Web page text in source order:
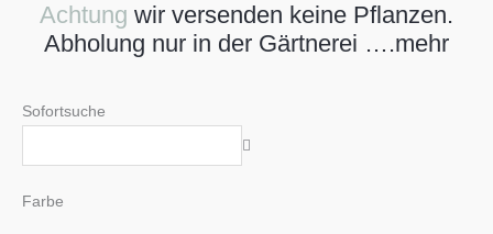
Achtung wir versenden keine Pflanzen.
Abholung nur in der Gärtnerei ….mehr
Sofortsuche
Farbe